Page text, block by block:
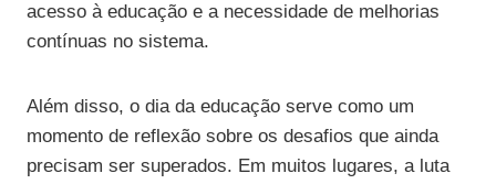
acesso à educação e a necessidade de melhorias
contínuas no sistema.
Além disso, o dia da educação serve como um
momento de reflexão sobre os desafios que ainda
precisam ser superados. Em muitos lugares, a luta